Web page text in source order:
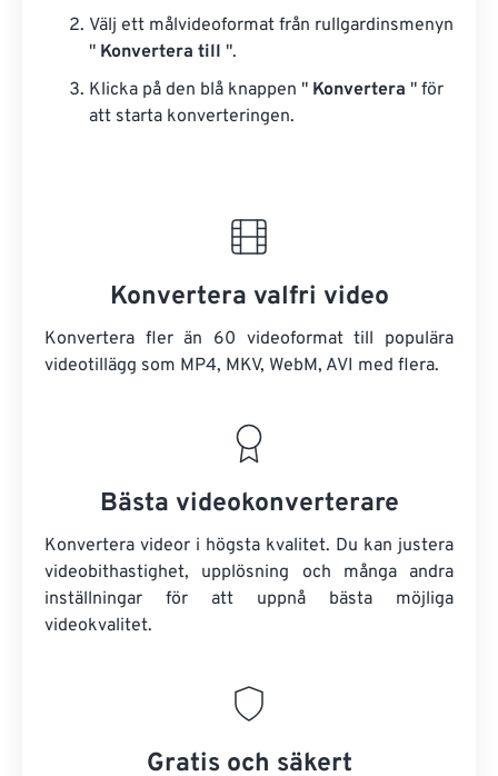
Välj ett målvideoformat från rullgardinsmenyn
" Konvertera till ".
Klicka på den blå knappen " Konvertera " för
att starta konverteringen.
Konvertera valfri video
Konvertera fler än 60 videoformat till populära
videotillägg som MP4, MKV, WebM, AVI med flera.
Bästa videokonverterare
Konvertera videor i högsta kvalitet. Du kan justera
videobithastighet, upplösning och många andra
inställningar för att uppnå bästa möjliga
videokvalitet.
Gratis och säkert